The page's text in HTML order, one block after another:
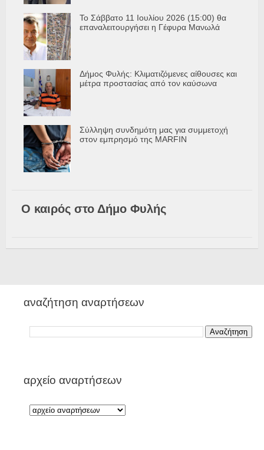
Το Σάββατο 11 Ιουλίου 2026 (15:00) θα
επαναλειτουργήσει η Γέφυρα Μανωλά
Δήμος Φυλής: Κλιματιζόμενες αίθουσες και
μέτρα προστασίας από τον καύσωνα
Σύλληψη συνδημότη μας για συμμετοχή
στον εμπρησμό της MARFIN
Ο καιρός στο Δήμο Φυλής
αναζήτηση αναρτήσεων
αρχείο αναρτήσεων